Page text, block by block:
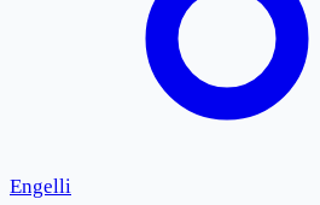
Engelli